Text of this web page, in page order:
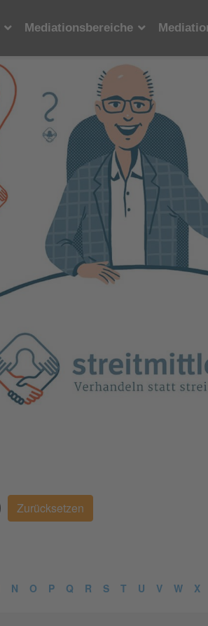
Mediationsbereiche
N O P Q R S T U V W X